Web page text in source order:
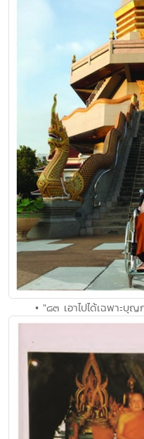
• "๘๓ เอาไปได้เฉพาะบุ